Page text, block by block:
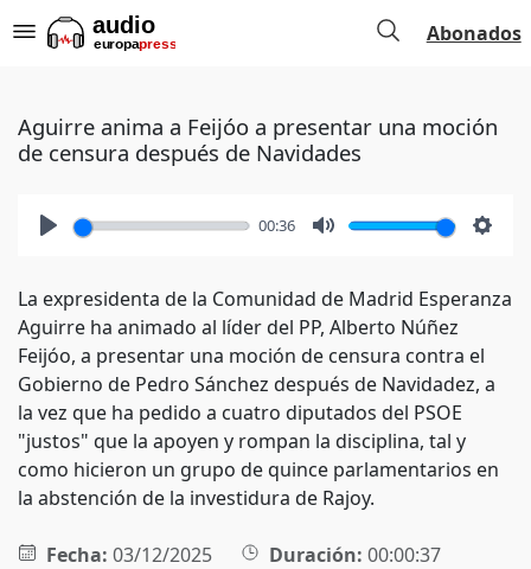
Abonados
Aguirre anima a Feijóo a presentar una moción
de censura después de Navidades
00:36
La expresidenta de la Comunidad de Madrid Esperanza
Aguirre ha animado al líder del PP, Alberto Núñez
Feijóo, a presentar una moción de censura contra el
Gobierno de Pedro Sánchez después de Navidadez, a
la vez que ha pedido a cuatro diputados del PSOE
"justos" que la apoyen y rompan la disciplina, tal y
como hicieron un grupo de quince parlamentarios en
la abstención de la investidura de Rajoy.
Fecha: 03/12/2025 Duración: 00:00:37